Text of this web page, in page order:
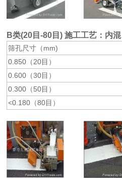
B类(20目-80目) 施工工艺：内混
筛孔尺寸（mm)
0.850（20目）
0.600（30目）
0.300（50目）
<0.180（80目）